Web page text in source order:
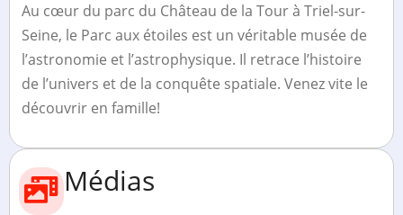
Au cœur du parc du Château de la Tour à Triel-sur-
Seine, le Parc aux étoiles est un véritable musée de
l’astronomie et l’astrophysique. Il retrace l’histoire
de l’univers et de la conquête spatiale. Venez vite le
découvrir en famille!
Médias